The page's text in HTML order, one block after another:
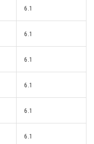
6.1
6.1
6.1
6.1
6.1
6.1